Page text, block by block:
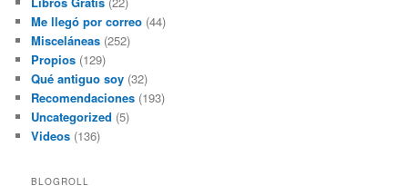
Me llegó por correo (44)
Misceláneas (252)
Propios (129)
Qué antiguo soy (32)
Recomendaciones (193)
Uncategorized (5)
Videos (136)
BLOGROLL